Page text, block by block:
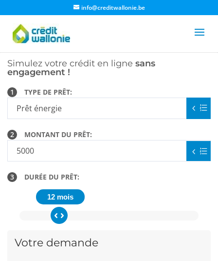
info@creditwallonie.be
Simulez votre crédit en ligne sans
engagement !
1 TYPE DE PRÊT:
2 MONTANT DU PRÊT:
3 DURÉE DU PRÊT:
12 mois
Votre demande